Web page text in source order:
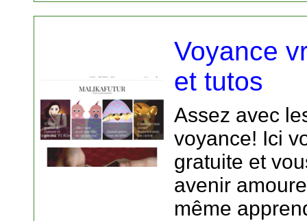
Voyance
et tutos
Assez avec
voyance! Ici
gratuite et
avenir
même